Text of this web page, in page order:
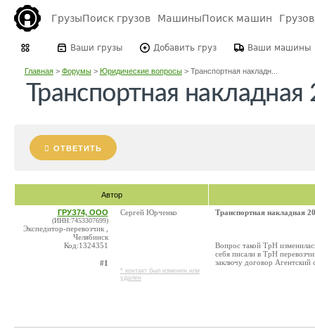
ГрузыПоиск грузов МашиныПоиск машин
Ваши грузы Добавить груз Ваши машины
Главная> Форумы> Юридические вопросы> Транспортная накладн...
Транспортная накладная
ОТВЕТИТЬ
Автор
ГРУЗ74, ООО
(ИНН:7453307699)
Экспедитор-перевозчик ,
Челябинск
Код:1324351
#1
Сергей Юрченко
* контакт был изменен или
удален
Транспортная накладная
Вопрос такой ТрН
себя писали в ТрН
заключу договор Агентский